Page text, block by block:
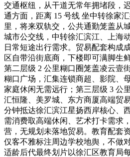
交通枢纽，从干道无常年拥堵段，
通方面，距离 15 号线 坐中转徐家
里，将来双轨交，公共通勤笼盖从
城市公交线，中转徐汇滨江、上海
日常短途出行需求。贸易配套构成
区自带沿街底商，下楼即可满脚生
第二层级 2 公里糊口圈笼盖凌云壹
糊口广场，汇集连锁商超、影院、
家庭休闲无需远行；第三层级 3 公
汇恒隆、美罗城、东方商厦高端贸
分钟抵达徐汇滨江星扬西岸核心、
需消费取高端休闲、艺术打卡需求
营，无规划未落地贸易。教育配套
仅客不雅标注周边学校地舆，不做
适龄后代最终划片以徐汇区教育局